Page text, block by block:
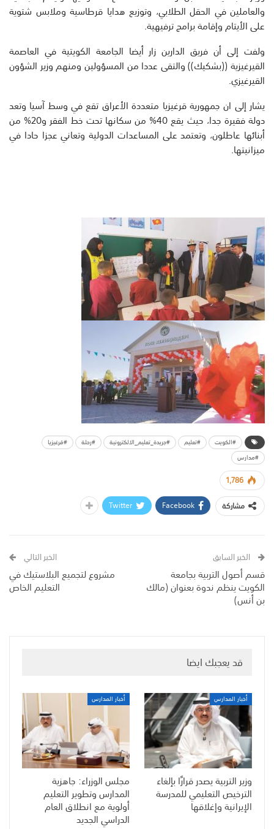
والعاملين في الحقل الطلابي، وتوزيع هدايا قرطاسية وملابس شتوية
على الأيتام وإقامة برامج ترفيهية.
ولفت إلى أن فريق الدارين زار أيضا الجامعة الكويتية في العاصمة
القيرغيزية ((بشكيك)) والتقى عددا من المسؤولين ومنهم وزير الشؤون
القيرغيزي.
يشار إلى ان جمهورية قرغيزيا متعددة الأعراق تقع في وسط آسيا وتعد
دولة فقيرة جدا، حيث يقع 40% من سكانها تحت خط الفقر و20% من
أبنائها عاطلون، وتعتمد على المساعدات الدولية وتعاني عجزا حادا في
ميزانيتها.
#الكويت #تعليم #جريدة_تعليم_الالكترونية #رحلة
#قرغيزيا
#مدارس
1,786
مشاركة
Facebook
Twitter
الخبر السابق
قسم أصول التربية بجامعة
الكويت ينظم ندوة بعنوان (مالك
بن أنس)
الخبر التالي
مشروع لتجميع البلاستيك في
التعليم الخاص
قد يعجبك ايضا
أخبار المدارس
وزير التربية يصدر قرارًا بإلغاء
الترخيص التعليمي للمدرسة
الإيرانية وإغلاقها
أخبار المدارس
مجلس الوزراء: جاهزية
المدارس وتطوير التعليم
أولوية مع انطلاق العام
الدراسي الجديد